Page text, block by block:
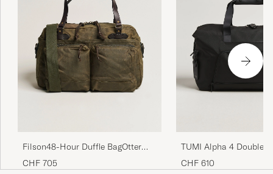
Filson48-Hour Duffle BagOtter
Green
CHF 705
TUMI Alpha 4 Double
Duffle Bag Black
CHF 610